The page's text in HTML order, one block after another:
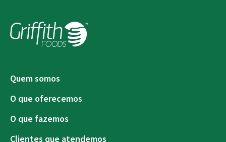
Quem somos
O que oferecemos
O que fazemos
Clientes que atendemos